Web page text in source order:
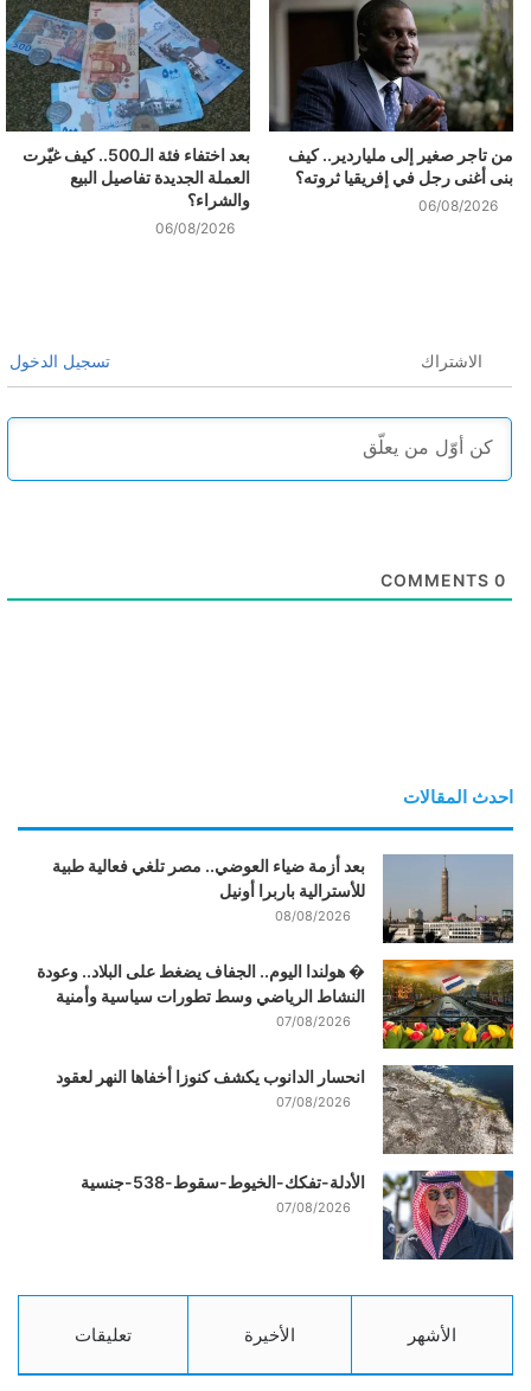
من تاجر صغير إلى ملياردير.. كيف
بنى أغنى رجل في إفريقيا ثروته؟
06/08/2026
بعد اختفاء فئة الـ500.. كيف غيّرت
العملة الجديدة تفاصيل البيع
والشراء؟
06/08/2026
الاشتراك تسجيل الدخول
0
احدث المقالات
بعد أزمة ضياء العوضي.. مصر تلغي فعالية طبية
للأسترالية باربرا أونيل
08/08/2026
� هولندا اليوم.. الجفاف يضغط على البلاد.. وعودة
النشاط الرياضي وسط تطورات سياسية وأمنية
07/08/2026
انحسار الدانوب يكشف كنوزا أخفاها النهر لعقود
07/08/2026
الأدلة-تفكك-الخيوط-سقوط-538-جنسية
07/08/2026
الأشهر الأخيرة تعليقات